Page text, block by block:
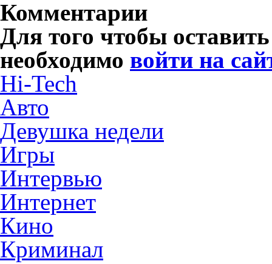
Комментарии
Для того чтобы
необходимо войти на
Hi-Tech
Авто
Девушка недели
Игры
Интервью
Интернет
Кино
Криминал